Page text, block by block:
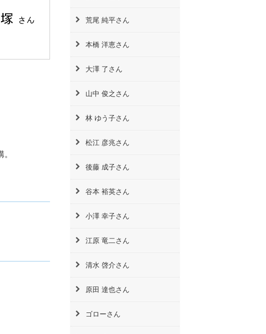
荒尾 純平さん
本橋 洋恵さん
大澤 了さん
山中 俊之さん
林 ゆう子さん
松江 彦兆さん
後藤 成子さん
谷本 裕英さん
小澤 幸子さん
江原 竜二さん
清水 啓介さん
原田 達也さん
ゴローさん